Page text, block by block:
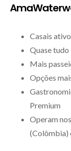
Casais
Quase
Mais
Opções
Premium
Operam
(Colômbia)